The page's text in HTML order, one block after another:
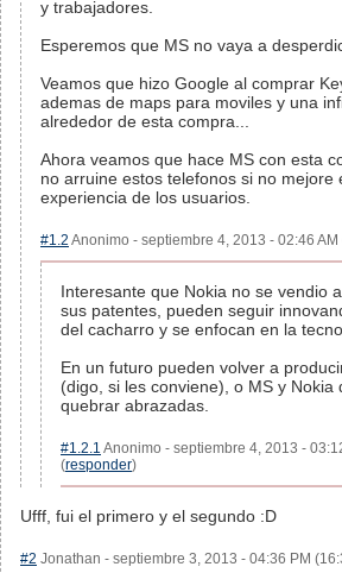
y trabajadores.
Esperemos que MS no vaya a
Veamos que hizo Google al comprar
ademas de maps para moviles y una
alrededor de esta compra...
Ahora veamos que hace MS con esta
no arruine estos telefonos si no mejore
experiencia de los usuarios.
#1.2 Anonimo - septiembre 4, 2013 - 02:46
Interesante que Nokia no se vendio
sus patentes, pueden seguir
del cacharro y se enfocan en la
En un futuro pueden volver a
(digo, si les conviene), o MS y Nokia
quebrar abrazadas.
#1.2.1 Anonimo - septiembre 4, 2013 -
(responder)
Ufff, fui el primero y el segundo :D
#2 Jonathan - septiembre 3, 2013 - 04:36 PM